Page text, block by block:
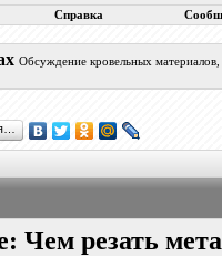
Справка
Обсуждение кровельных
Чем резать